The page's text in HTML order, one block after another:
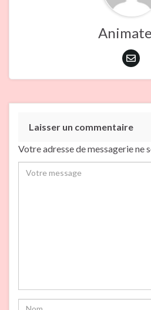
Laisser un commentaire
Votre adresse de messagerie ne